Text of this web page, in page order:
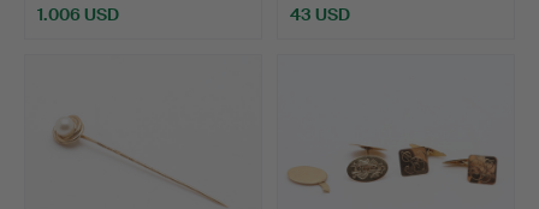
1.006 USD 43 USD